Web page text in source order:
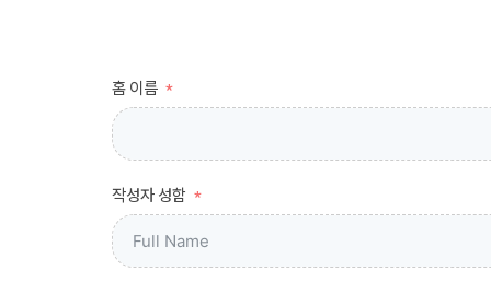
홈 이름
작성자 성함